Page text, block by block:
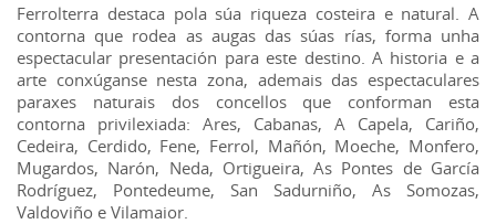
Ferrolterra destaca pola súa riqueza costeira e natural. A
contorna que rodea as augas das súas rías, forma unha
espectacular presentación para este destino. A historia e a
arte conxúganse nesta zona, ademais das espectaculares
paraxes naturais dos concellos que conforman esta
contorna privilexiada: Ares, Cabanas, A Capela, Cariño,
Cedeira, Cerdido, Fene, Ferrol, Mañón, Moeche, Monfero,
Mugardos, Narón, Neda, Ortigueira, As Pontes de García
Rodríguez, Pontedeume, San Sadurniño, As Somozas,
Valdoviño e Vilamaior.